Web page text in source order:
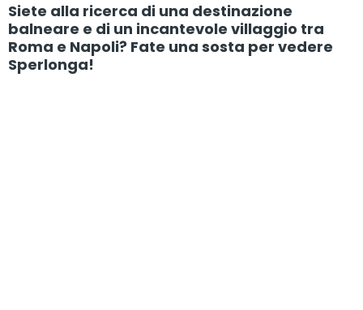
Siete alla ricerca di una destinazione
balneare e di un incantevole villaggio tra
Roma e Napoli? Fate una sosta per vedere
Sperlonga!